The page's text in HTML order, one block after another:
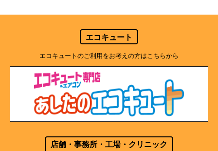
エコキュート
エコキュートのご利用をお考えの方はこちらから
店舗・事務所・工場・クリニック